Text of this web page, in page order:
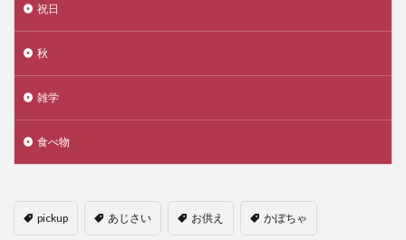
祝日
秋
雑学
食べ物
pickup あじさい お供え かぼちゃ